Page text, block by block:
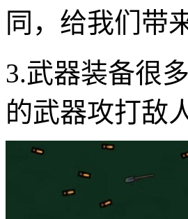
同，给我们带
3.武器装备很
的武器攻打敌